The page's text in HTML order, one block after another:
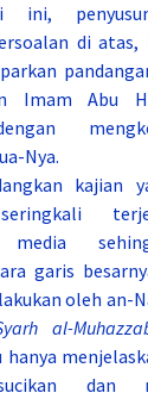
ini,
di atas,
Imam Abu
Nya.
kajian
media
garis
oleh an-
al-
hanya
dan